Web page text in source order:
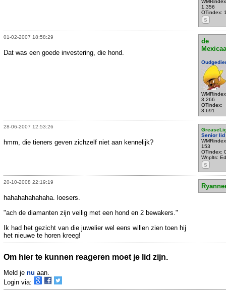
1.356
OTindex:
S
01-02-2007 18:58:29
de
3.266
OTindex:
3.691
Dat was een goede investering, die hond.
28-06-2007 12:53:26
Senior lid
153
OTindex:
Wnplts:
S
hmm, die tieners geven zichzelf niet aan kennelijk?
20-10-2008 22:19:19
hahahahahahaha. loesers.
"ach de diamanten zijn veilig met een hond en 2 bewakers."
Ik had het gezicht van die juwelier wel eens willen zien toen hij
het nieuwe te horen kreeg!
Om hier te kunnen reageren moet je lid zijn.
Meld je nu aan.
Login via: